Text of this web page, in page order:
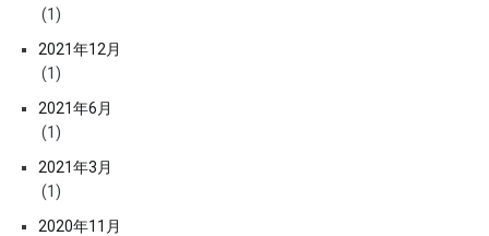
(1)
2021年12月
(1)
2021年6月
(1)
2021年3月
(1)
2020年11月